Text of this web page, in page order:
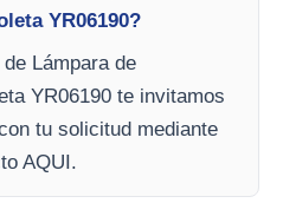
YR06190?
Lámpara de
YR06190 te invitamos
tu solicitud mediante
AQUI.